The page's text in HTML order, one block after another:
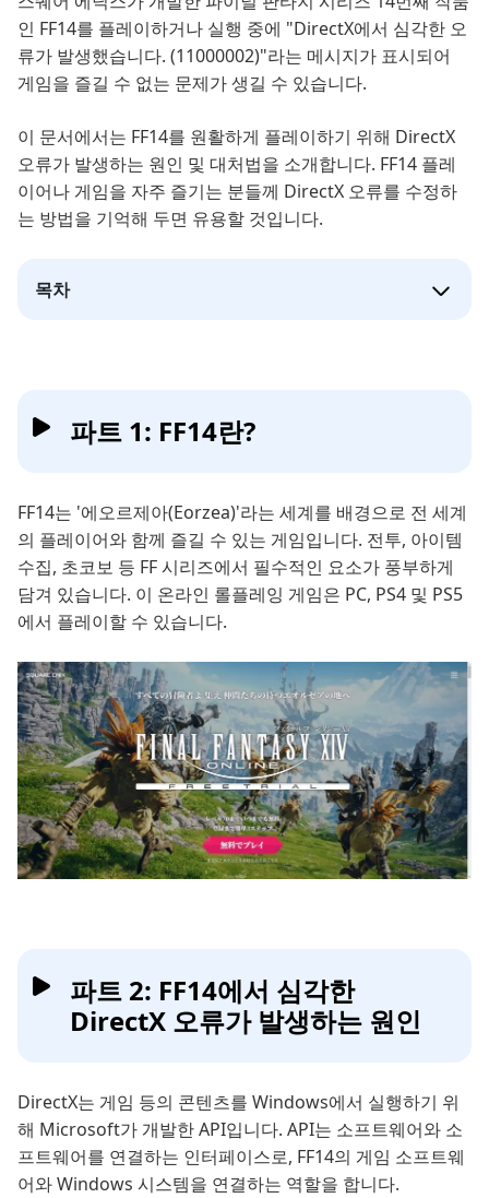
인 FF14를 플레이하거나 실행 중에 "DirectX에서 심각한 오
류가 발생했습니다. (11000002)"라는 메시지가 표시되어
게임을 즐길 수 없는 문제가 생길 수 있습니다.
이 문서에서는 FF14를 원활하게 플레이하기 위해 DirectX
오류가 발생하는 원인 및 대처법을 소개합니다. FF14 플레
이어나 게임을 자주 즐기는 분들께 DirectX 오류를 수정하
는 방법을 기억해 두면 유용할 것입니다.
목차
파트 1: FF14란?
FF14는 '에오르제아(Eorzea)'라는 세계를 배경으로 전 세계
의 플레이어와 함께 즐길 수 있는 게임입니다. 전투, 아이템
수집, 초코보 등 FF 시리즈에서 필수적인 요소가 풍부하게
담겨 있습니다. 이 온라인 롤플레잉 게임은 PC, PS4 및 PS5
에서 플레이할 수 있습니다.
파트 2: FF14에서 심각한
DirectX 오류가 발생하는 원인
DirectX는 게임 등의 콘텐츠를 Windows에서 실행하기 위
해 Microsoft가 개발한 API입니다. API는 소프트웨어와 소
프트웨어를 연결하는 인터페이스로, FF14의 게임 소프트웨
어와 Windows 시스템을 연결하는 역할을 합니다.